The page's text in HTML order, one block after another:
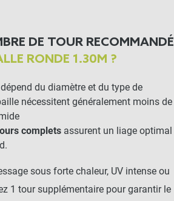
DE TOUR RECOMMANDÉ
RONDE 1.30M ?
du diamètre et du type de
nécessitent généralement moins de
complets assurent un liage optimal
sous forte chaleur, UV intense ou
1 tour supplémentaire pour garantir le